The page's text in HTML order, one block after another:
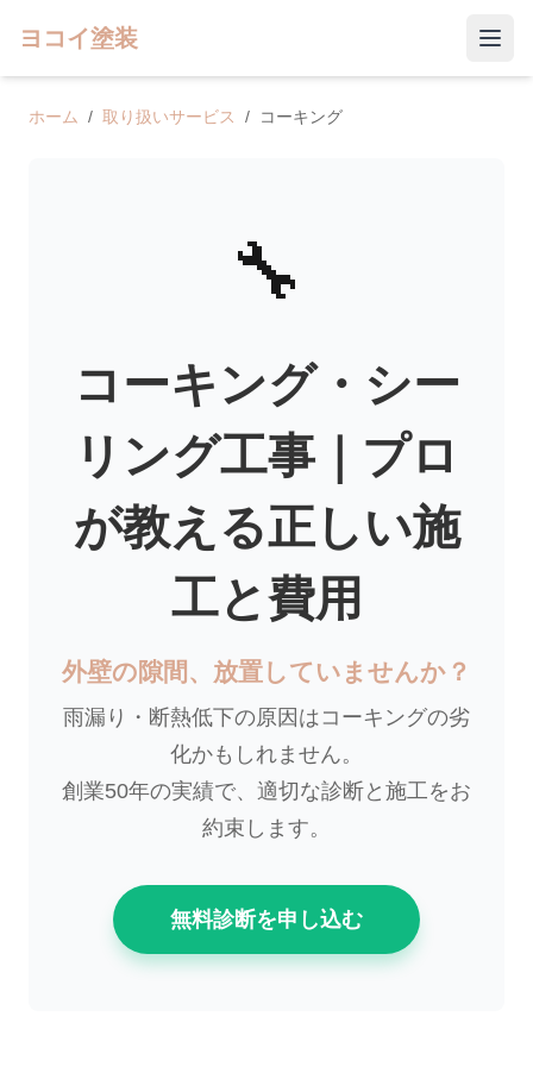
ヨコイ塗装
ホーム / 取り扱いサービス / コーキング
🔧
コーキング・シー
リング工事｜プロ
が教える正しい施
工と費用
外壁の隙間、放置していませんか？
雨漏り・断熱低下の原因はコーキングの劣
化かもしれません。
創業50年の実績で、適切な診断と施工をお
約束します。
無料診断を申し込む